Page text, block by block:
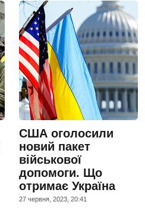
США оголосили
новий пакет
військової
допомоги. Що
отримає Україна
27 червня, 2023, 20:41